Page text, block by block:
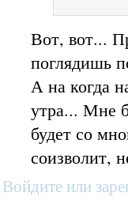
Вот, вот...
поглядишь
А на когда
утра... Мне
будет со
соизволит,
Войдите или